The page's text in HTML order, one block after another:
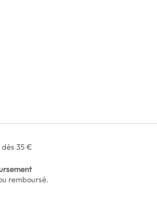
35 €
remboursé.